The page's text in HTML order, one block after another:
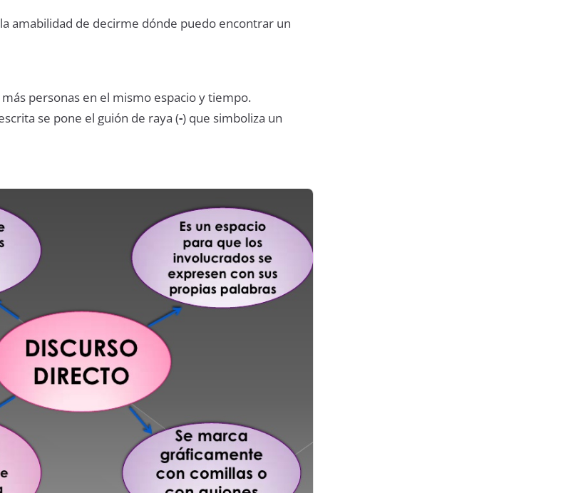
amabilidad de decirme dónde puedo encontrar un
personas en el mismo espacio y tiempo.
se pone el guión de raya (-) que simboliza un